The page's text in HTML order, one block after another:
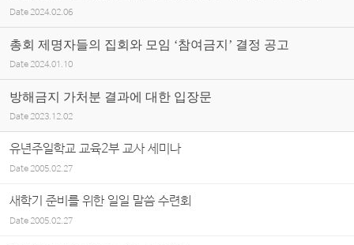
Date 2024.02.06
총회 제명자들의 집회와 모임 ‘참여금지’ 결정 공고
Date 2024.01.10
방해금지 가처분 결과에 대한 입장문
Date 2023.12.02
유년주일학교 교육2부 교사 세미나
Date2005.02.27
새학기 준비를 위한 일일 말씀 수련회
Date2005.02.27